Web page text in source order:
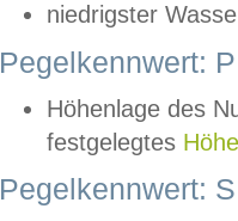
niedrigster
Pegelkennwert:
Höhenlage des
festgelegtes
Pegelkennwert: